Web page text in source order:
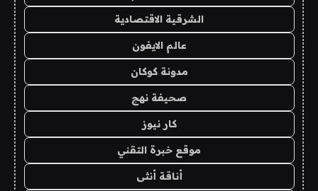
الشرقية الاقتصادية
عالم الايفون
مدونة كوكان
صحيفة نهج
كار نيوز
موقع خبرة التقني
أناقة أنثى